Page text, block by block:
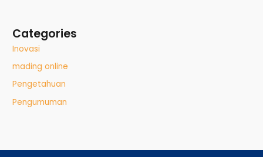
Categories
Inovasi
mading online
Pengetahuan
Pengumuman